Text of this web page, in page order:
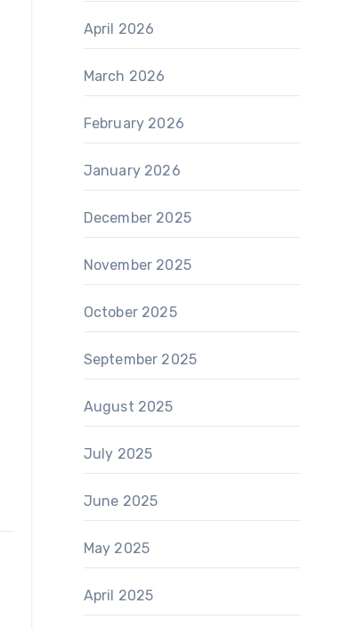
April 2026
March 2026
February 2026
January 2026
December 2025
November 2025
October 2025
September 2025
August 2025
July 2025
June 2025
May 2025
April 2025